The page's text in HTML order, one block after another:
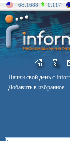
68.1688 0.117
Начни свой день с
Добавить в избранное